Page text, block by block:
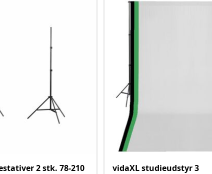
2 stk. 78-210
vidaXL studieudstyr 3